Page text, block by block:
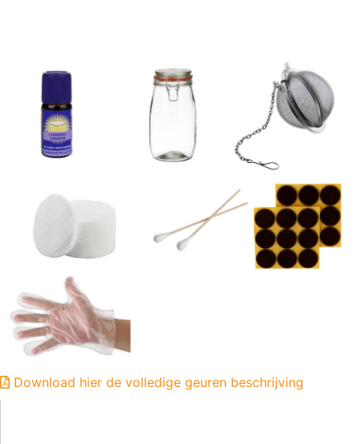
Download hier de volledige geuren beschrijving